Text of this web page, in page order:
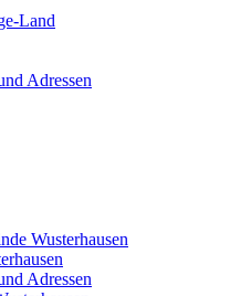
Land
Adressen
Wusterhausen
Adressen